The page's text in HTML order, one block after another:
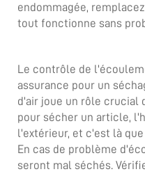
endommagée,
tout fonctionne sans
Le contrôle de
assurance pour un
d'air joue un rôle crucial
pour sécher un article,
l'extérieur, et c'est là
En cas de problème
seront mal séchés.